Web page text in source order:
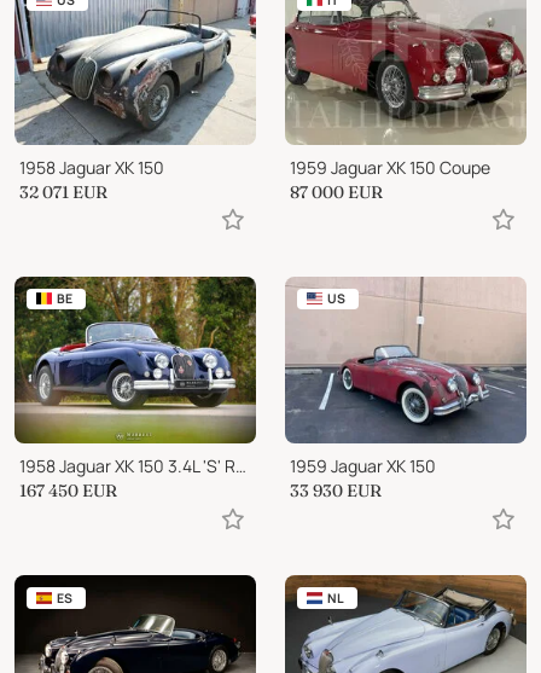
1958 Jaguar XK 150
32 071 EUR
1959 Jaguar XK 150 Coupe
87 000 EUR
BE
1958 Jaguar XK 150 3.4L 'S' Roadster OTS
167 450 EUR
US
1959 Jaguar XK 150
33 930 EUR
ES NL